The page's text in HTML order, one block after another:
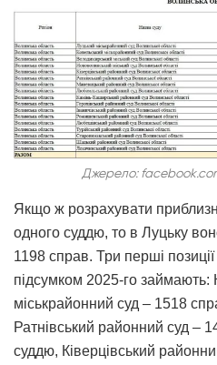
Джерело:
Якщо ж розрахувати
одного суддю, то в Луцьку
1198 справ. Три перші
підсумком 2025-го займають:
міськрайонний суд – 1518
Ратнівський районний суд –
суддю, Ківерцівський